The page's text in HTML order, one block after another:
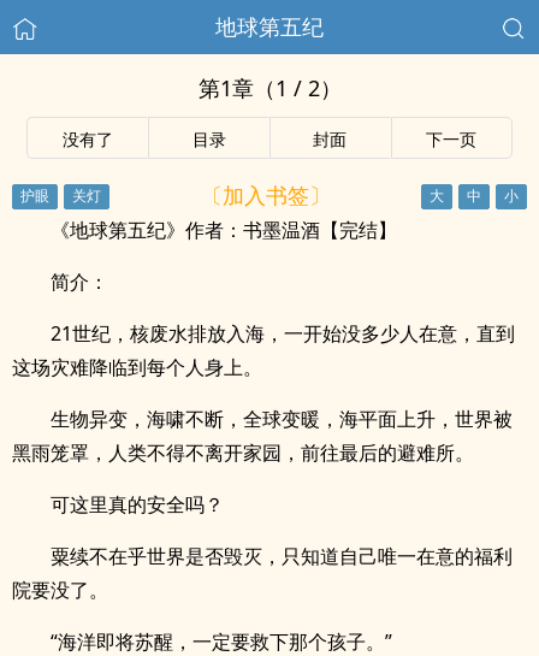
地球第五纪
第1章（1 / 2）
没有了 目录 封面 下一页
〔加入书签〕
《地球第五纪》作者：书墨温酒【完结】
简介：
21世纪，核废水排放入海，一开始没多少人在意，直到
这场灾难降临到每个人身上。
生物异变，海啸不断，全球变暖，海平面上升，世界被
黑雨笼罩，人类不得不离开家园，前往最后的避难所。
可这里真的安全吗？
粟续不在乎世界是否毁灭，只知道自己唯一在意的福利
院要没了。
“海洋即将苏醒，一定要救下那个孩子。”